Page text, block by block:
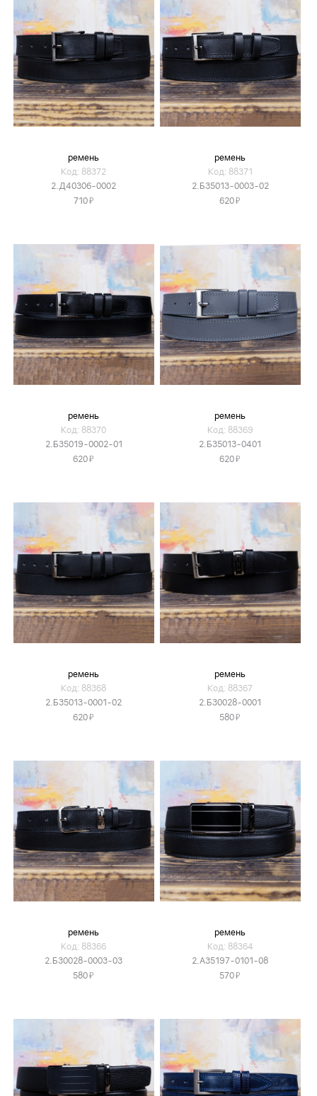
ремень
Код: 88372
2.Д40306-0002
710Я
ремень
Код: 88371
2.Б35013-0003-02
620Я
ремень
Код: 88370
2.Б35019-0002-01
620Я
ремень
Код: 88369
2.Б35013-0401
620Я
ремень
Код: 88368
2.Б35013-0001-02
620Я
ремень
Код: 88367
2.Б30028-0001
580Я
ремень
Код: 88366
2.Б30028-0003-03
580Я
ремень
Код: 88364
2.А35197-0101-08
570Я